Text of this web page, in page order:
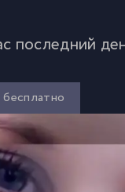
бесплатно